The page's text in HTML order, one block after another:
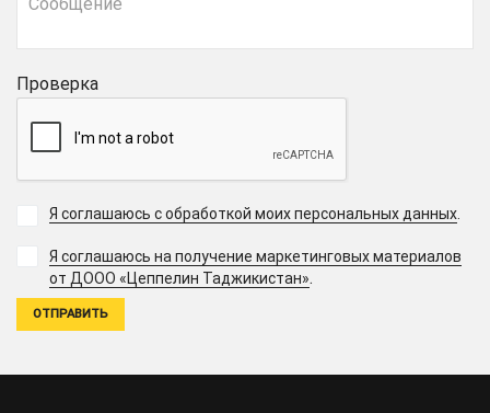
Проверка
Я соглашаюсь с обработкой моих персональных данных.
Я соглашаюсь на получение маркетинговых материалов
от ДООО «Цеппелин Таджикистан».